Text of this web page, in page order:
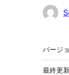
貢
メ
タ
バージ
最終更